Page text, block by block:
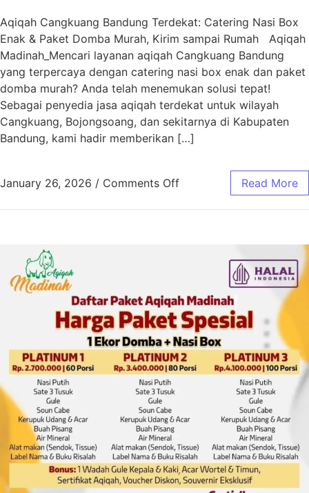
Aqiqah Cangkuang Bandung Terdekat: Catering Nasi Box
Enak & Paket Domba Murah, Kirim sampai Rumah Aqiqah
Madinah_Mencari layanan aqiqah Cangkuang Bandung
yang terpercaya dengan catering nasi box enak dan paket
domba murah? Anda telah menemukan solusi tepat!
Sebagai penyedia jasa aqiqah terdekat untuk wilayah
Cangkuang, Bojongsoang, dan sekitarnya di Kabupaten
Bandung, kami hadir memberikan […]
January 26, 2026 / Comments Off Read More